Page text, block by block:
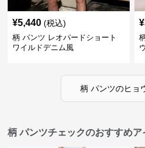
¥5,440 (税込)
柄 パンツ レオパードショート
ワイルドデニム風
¥
柄 パンツのヒョ
柄 パンツチェックのおすすめア